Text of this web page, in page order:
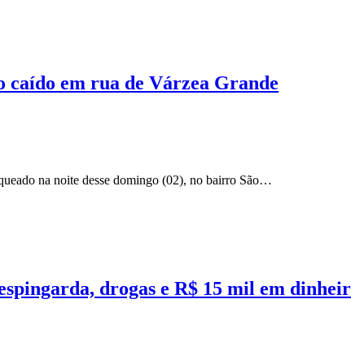
caído em rua de Várzea Grande
na noite desse domingo (02), no bairro São…
drogas e R$ 15 mil em